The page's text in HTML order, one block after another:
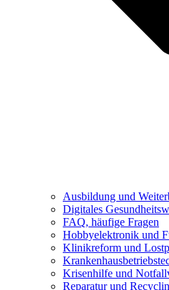
Ausbildung und
Digitales
FAQ, häufige Fragen
Hobbyelektronik und
Klinikreform und
Krisenhilfe und
Reparatur und